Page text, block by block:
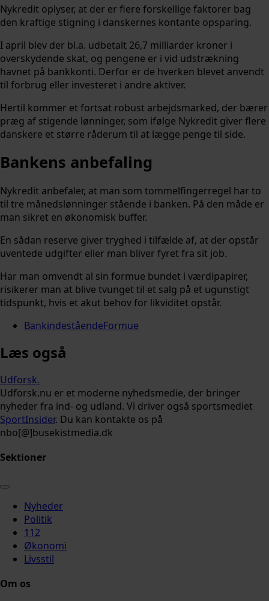
Nykredit oplyser, at der er flere forskellige faktorer bag
den kraftige stigning i danskernes kontante opsparing.
I april blev der bl.a. udbetalt 26,7 milliarder kroner i
overskydende skat, og pengene er i vid udstrækning
havnet på bankkonti. Derfor er de hverken blevet anvendt
til forbrug eller investeret i andre aktiver.
Hertil kommer et fortsat robust arbejdsmarked, der bærer
præg af stigende lønninger, som ifølge Nykredit giver flere
danskere et større råderum til at lægge penge til side.
Bankens anbefaling
Nykredit anbefaler, at man som tommelfingerregel har to
til tre månedslønninger stående i banken. På den måde er
man sikret en økonomisk buffer.
En sådan reserve giver tryghed i tilfælde af, at der opstår
uventede udgifter eller man bliver fyret fra sit job.
Har man omvendt al sin formue bundet i værdipapirer,
risikerer man at blive tvunget til et salg på et ugunstigt
tidspunkt, hvis et akut behov for likviditet opstår.
BankindeståendeFormue
Læs også
Udforsk.
Udforsk.nu er et moderne nyhedsmedie, der bringer
nyheder fra ind- og udland. Vi driver også sportsmediet
SportInsider. Du kan kontakte os på
nbo[@]busekistmedia.dk
Sektioner
Nyheder
Politik
112
Økonomi
Livsstil
Om os